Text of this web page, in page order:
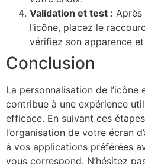
Validation et test :
l’icône, placez le
vérifiez son apparence
Conclusion
La personnalisation de
contribue à une expérience
efficace. En suivant ces
l’organisation de votre écran
à vos applications préférées
vous correspond. N’hésitez